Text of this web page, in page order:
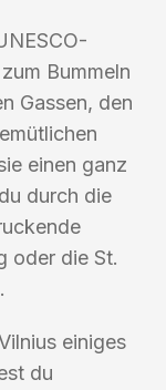
Bummeln
Gassen, den
einen ganz
durch die
oder die St.
einiges
du